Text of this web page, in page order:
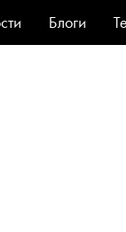
Блоги
Стиль